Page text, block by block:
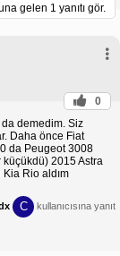
gelen 1 yanıtı gör.
0
da demedim. Siz
Daha önce Fiat
da Peugeot 3008
küçükdü) 2015 Astra
Kia Rio aldım
C kullanıcısına yanıt